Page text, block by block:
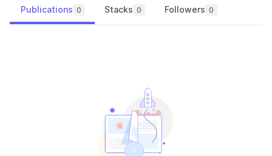
Publications 0 Stacks 0 Followers 0